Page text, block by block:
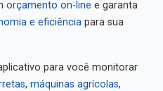
orçamento on-line e garanta
e eficiência para sua
para você monitorar
, máquinas agrícolas,